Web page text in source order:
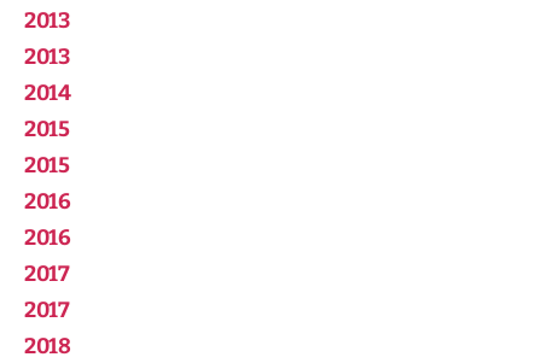
2013
2013
2014
2015
2015
2016
2016
2017
2017
2018